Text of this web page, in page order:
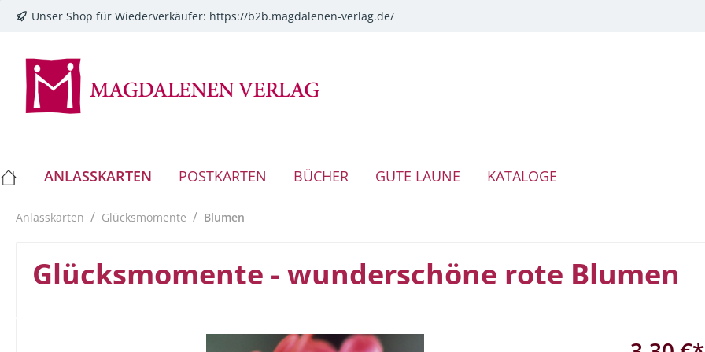
Zur Hauptnavigation springen
Unser Shop für Wiederverkäufer: https://b2b.magdalenen-verlag.de/
ANLASSKARTEN POSTKARTEN BÜCHER GUTE LAUNE KATALOGE
Anlasskarten / Glücksmomente / Blumen
Glücksmomente - wunderschöne rote Blumen